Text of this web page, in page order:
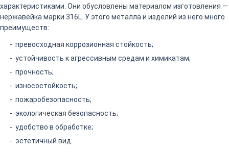
характеристиками. Они обусловлены материалом изготовления —
нержавейка марки 316L. У этого металла и изделий из него много
преимуществ:
превосходная коррозионная стойкость;
устойчивость к агрессивным средам и химикатам;
прочность;
износостойкость;
пожаробезопасность;
экологическая безопасность;
удобство в обработке;
эстетичный вид.